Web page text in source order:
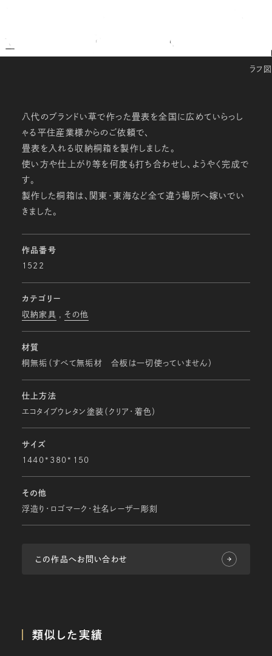
ラフ図
八代のブランドい草で作った畳表を全国に広めていらっし
ゃる平住産業様からのご依頼で、
畳表を入れる収納桐箱を製作しました。
使い方や仕上がり等を何度も打ち合わせし、ようやく完成で
す。
製作した桐箱は、関東・東海など全て違う場所へ嫁いでい
きました。
作品番号
1522
カテゴリー
収納家具 その他
材質
桐無垢（すべて無垢材 合板は一切使っていません）
仕上方法
エコタイプウレタン塗装（クリア・着色）
サイズ
1440*380*150
その他
浮造り・ロゴマーク・社名レーザー彫刻
この作品へお問い合わせ
類似した実績